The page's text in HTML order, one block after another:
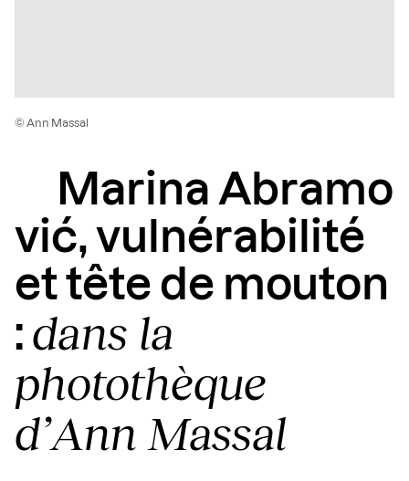
Marina Abramo
vić, vulnérabilité
et tête de mouton
: dans la
photothèque
d’Ann Massal
© Ann Massal